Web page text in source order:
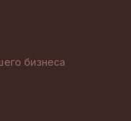
бизнеса